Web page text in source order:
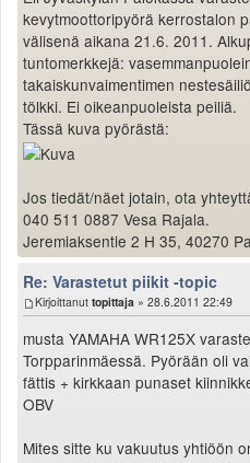
kevytmoottoripyörä kerrostalon
välisenä aikana 21.6. 2011.
tuntomerkkejä:
takaiskunvaimentimen
tölkki. Ei oikeanpuoleista peiliä.
Tässä kuva pyörästä:
Jos tiedät/näet jotain, ota
040 511 0887 Vesa Rajala.
Jeremiaksentie 2 H 35, 40270
Re: Varastetut piikit -topic
Kirjoittanut topittaja » 28.6.2011 22:49
musta YAMAHA WR125X
Torpparinmäessä. Pyörään oli
fättis + kirkkaan punaset
OBV
Mites sitte ku vakuutus yhtiöön